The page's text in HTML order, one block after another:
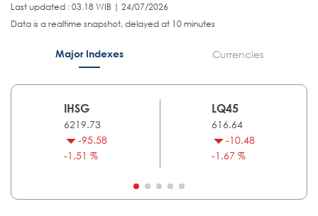
Last updated : 03.18 WIB | 24/07/2026
Data is a realtime snapshot, delayed at 10 minutes
Major Indexes Currencies
IHSG
6219.73
-95.58
-1.51 %
LQ45
616.64
-10.48
-1.67 %